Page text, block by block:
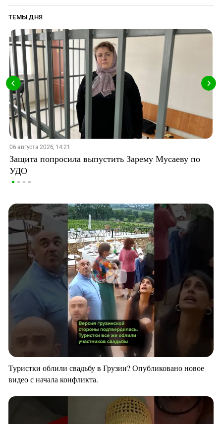
ТЕМЫ ДНЯ
06 августа 2026, 14:21
Защита попросила выпустить Зарему Мусаеву по
УДО
Туристки облили свадьбу в Грузии? Опубликовано новое
видео с начала конфликта.